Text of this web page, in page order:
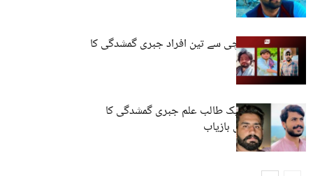
مستونگ اور کراچی سے تین افراد جبری گمشدگی کا
شکار
حب، مستونگ: ایک طالب علم جبری گمشدگی کا
شکار، ایک شخص بازیاب